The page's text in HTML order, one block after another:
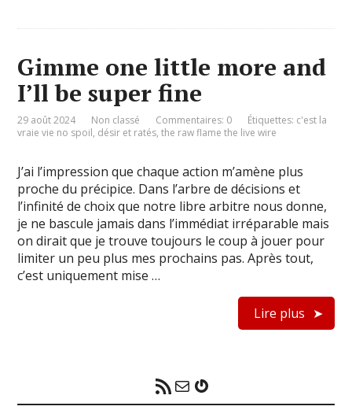
Gimme one little more and
I’ll be super fine
29 août 2024 Non classé Commentaires: 0 Étiquettes: c'est la
vraie vie no spoil, désir et ratés,the raw flame the live wire
J’ai l’impression que chaque action m’amène plus
proche du précipice. Dans l’arbre de décisions et
l’infinité de choix que notre libre arbitre nous donne,
je ne bascule jamais dans l’immédiat irréparable mais
on dirait que je trouve toujours le coup à jouer pour
limiter un peu plus mes prochains pas. Après tout,
c’est uniquement mise …
Lire plus
Flux RSSE-mailGravatar